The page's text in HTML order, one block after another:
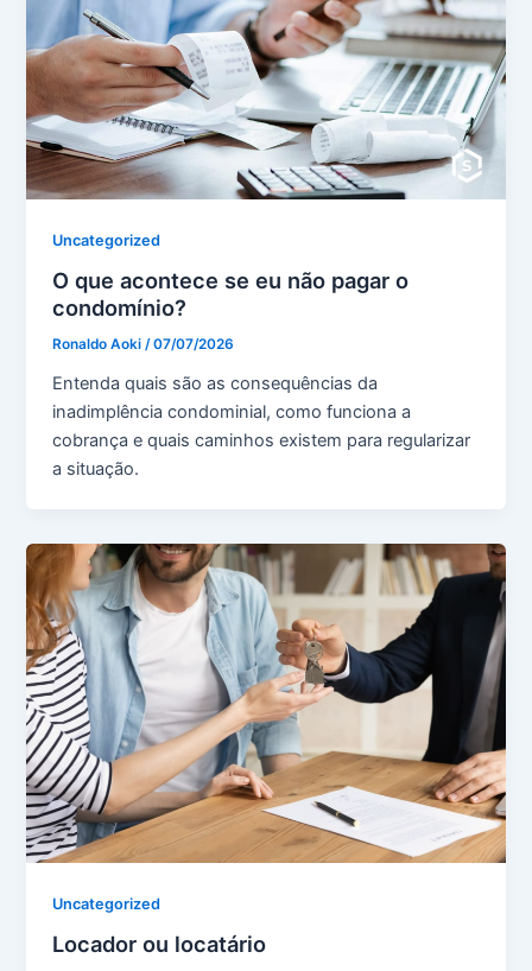
Uncategorized
O que acontece se eu não pagar o
condomínio?
Ronaldo Aoki/07/07/2026
Entenda quais são as consequências da
inadimplência condominial, como funciona a
cobrança e quais caminhos existem para regularizar
a situação.
Uncategorized
Locador ou locatário